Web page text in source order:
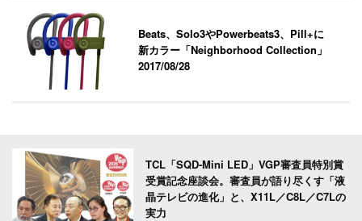
Beats、Solo3やPowerbeats3、Pill+に
新カラー「Neighborhood Collection」
2017/08/28
TCL「SQD-Mini LED」VGP審査員特別賞
受賞記念座談会。審査員が語り尽くす「液
晶テレビの進化」と、X11L／C8L／C7Lの
実力